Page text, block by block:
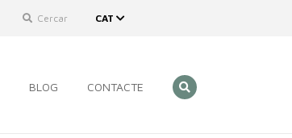
Cercar CAT
BLOG CONTACTE